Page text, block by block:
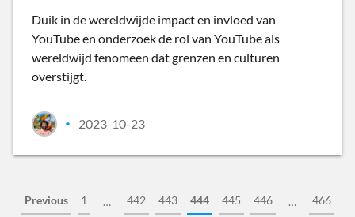
Duik in de wereldwijde impact en invloed van
YouTube en onderzoek de rol van YouTube als
wereldwijd fenomeen dat grenzen en culturen
overstijgt.
• 2023-10-23
Previous 1 … 442 443 444 445 446 … 466